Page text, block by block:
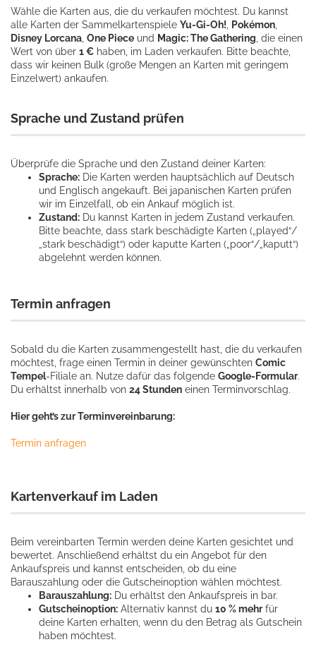
Wähle die Karten aus, die du verkaufen möchtest. Du kannst
alle Karten der Sammelkartenspiele Yu-Gi-Oh! Pokémon
Disney Lorcana One Piece und Magic: The Gathering , die einen
Wert von über 1 € haben, im Laden verkaufen. Bitte beachte,
dass wir keinen Bulk (große Mengen an Karten mit geringem
Einzelwert) ankaufen.
Sprache und Zustand prüfen
Überprüfe die Sprache und den Zustand deiner Karten:
Sprache: Die Karten werden hauptsächlich auf Deutsch
und Englisch angekauft. Bei japanischen Karten prüfen
wir im Einzelfall, ob ein Ankauf möglich ist.
Zustand: Du kannst Karten in jedem Zustand verkaufen.
Bitte beachte, dass stark beschädigte Karten („played“/
„stark beschädigt“) oder kaputte Karten („poor“/„kaputt“)
abgelehnt werden können.
Termin anfragen
Sobald du die Karten zusammengestellt hast, die du verkaufen
möchtest, frage einen Termin in deiner gewünschten Comic
Tempel-Filiale an. Nutze dafür das folgende Google-Formular.
Du erhältst innerhalb von 24 Stunden einen Terminvorschlag.
Hier geht’s zur Terminvereinbarung:
Termin anfragen
Kartenverkauf im Laden
Beim vereinbarten Termin werden deine Karten gesichtet und
bewertet. Anschließend erhältst du ein Angebot für den
Ankaufspreis und kannst entscheiden, ob du eine
Barauszahlung oder die Gutscheinoption wählen möchtest.
Barauszahlung: Du erhältst den Ankaufspreis in bar.
Gutscheinoption: Alternativ kannst du 10 % mehrfür
deine Karten erhalten, wenn du den Betrag als Gutschein
haben möchtest.